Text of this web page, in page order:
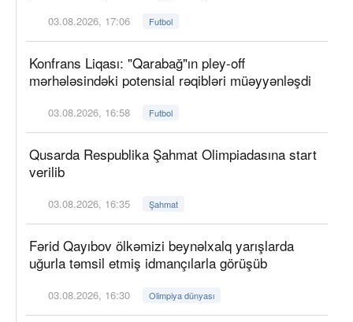
03.08.2026, 17:06 Futbol
Konfrans Liqası: "Qarabağ"ın pley-off
mərhələsindəki potensial rəqibləri müəyyənləşdi
03.08.2026, 16:58 Futbol
Qusarda Respublika Şahmat Olimpiadasına start
verilib
03.08.2026, 16:35 Şahmat
Fərid Qayıbov ölkəmizi beynəlxalq yarışlarda
uğurla təmsil etmiş idmançılarla görüşüb
03.08.2026, 16:30 Olimpiya dünyası